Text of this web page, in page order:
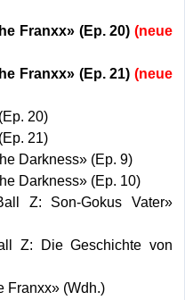
Franxx» (Ep. 20)(neue
Franxx» (Ep. 21)(neue
20)
21)
Darkness» (Ep. 9)
Darkness» (Ep. 10)
Z: Son-Gokus Vater»
Z: Die Geschichte von
Franxx» (Wdh.)